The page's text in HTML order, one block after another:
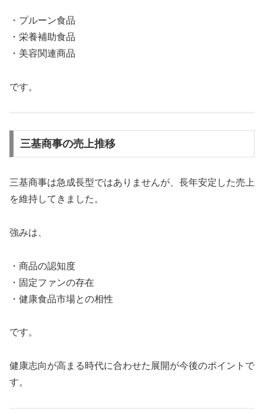
・プルーン食品
・栄養補助食品
・美容関連商品
です。
三基商事の売上推移
三基商事は急成長型ではありませんが、長年安定した売上
を維持してきました。
強みは、
・商品の認知度
・固定ファンの存在
・健康食品市場との相性
です。
健康志向が高まる時代に合わせた展開が今後のポイントで
す。